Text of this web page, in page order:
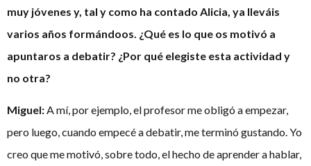
muy jóvenes y, tal y como ha contado Alicia, ya lleváis
varios años formándoos. ¿Qué es lo que os motivó a
apuntaros a debatir? ¿Por qué elegiste esta actividad y
no otra?
Miguel:A mí, por ejemplo, el profesor me obligó a empezar,
pero luego, cuando empecé a debatir, me terminó gustando. Yo
creo que me motivó, sobre todo, el hecho de aprender a hablar,